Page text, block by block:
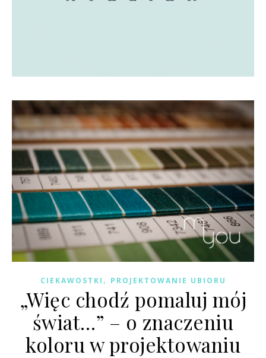
CIEKAWOSTKI , PROJEKTOWANIE UBIORU
„Więc chodź pomaluj mój
świat…” – o znaczeniu
koloru w projektowaniu